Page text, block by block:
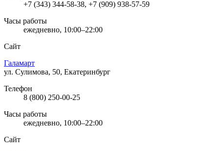
+7 (343) 344-58-38, +7 (909) 938-57-59
Часы работы
ежедневно, 10:00–22:00
Сайт
Галамарт
ул. Сулимова, 50, Екатеринбург
Телефон
8 (800) 250-00-25
Часы работы
ежедневно, 10:00–22:00
Сайт